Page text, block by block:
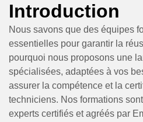
Introduction
Nous savons que des équipes
essentielles pour garantir la
pourquoi nous proposons une
spécialisées, adaptées à vos
assurer la compétence et la
techniciens. Nos formations
experts certifiés et agréés par